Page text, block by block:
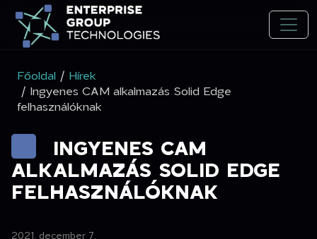
Főoldal / Hírek
/ Ingyenes CAM alkalmazás Solid Edge
felhasználóknak
INGYENES CAM
ALKALMAZÁS SOLID EDGE
FELHASZNÁLÓKNAK
2021. december 7.